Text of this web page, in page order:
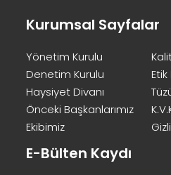
Kurumsal Sayfalar
Yönetim Kurulu
Denetim Kurulu
Haysiyet Divanı
Önceki Başkanlarımız
Ekibimiz
E-Bülten Kaydı